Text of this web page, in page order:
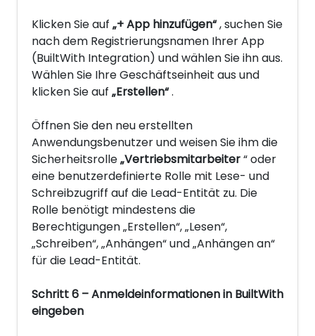
Klicken Sie auf „+ App hinzufügen“, suchen Sie
nach dem Registrierungsnamen Ihrer App
(BuiltWith Integration) und wählen Sie ihn aus.
Wählen Sie Ihre Geschäftseinheit aus und
klicken Sie auf „Erstellen“.
Öffnen Sie den neu erstellten
Anwendungsbenutzer und weisen Sie ihm die
Sicherheitsrolle„Vertriebsmitarbeiter“ oder
eine benutzerdefinierte Rolle mit Lese- und
Schreibzugriff auf die Lead-Entität zu. Die
Rolle benötigt mindestens die
Berechtigungen „Erstellen“, „Lesen“,
„Schreiben“, „Anhängen“ und „Anhängen an“
für die Lead-Entität.
Schritt 6 – Anmeldeinformationen in BuiltWith
eingeben